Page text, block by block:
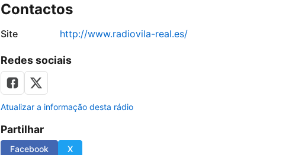
Contactos
Site http://www.radiovila-real.es/
Redes sociais
Atualizar a informação desta rádio
Partilhar
Facebook X